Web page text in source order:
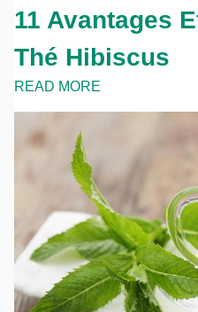
11 Avantages
Thé Hibiscus
READ MORE